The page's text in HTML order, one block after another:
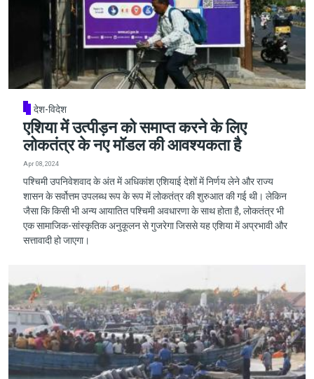
देश-विदेश
एशिया में उत्पीड़न को समाप्त करने के लिए
लोकतंत्र के नए मॉडल की आवश्यकता है
Apr 08, 2024
पश्चिमी उपनिवेशवाद के अंत में अधिकांश एशियाई देशों में निर्णय लेने और राज्य
शासन के सर्वोत्तम उपलब्ध रूप के रूप में लोकतंत्र की शुरुआत की गई थी। लेकिन
जैसा कि किसी भी अन्य आयातित पश्चिमी अवधारणा के साथ होता है, लोकतंत्र भी
एक सामाजिक-सांस्कृतिक अनुकूलन से गुजरेगा जिससे यह एशिया में अप्रभावी और
सत्तावादी हो जाएगा।